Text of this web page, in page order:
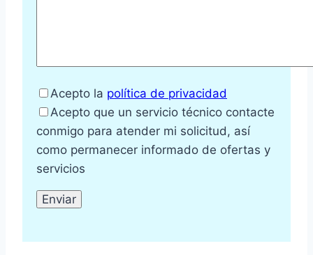
Acepto la política de privacidad
Acepto que un servicio técnico contacte
conmigo para atender mi solicitud, así
como permanecer informado de ofertas y
servicios